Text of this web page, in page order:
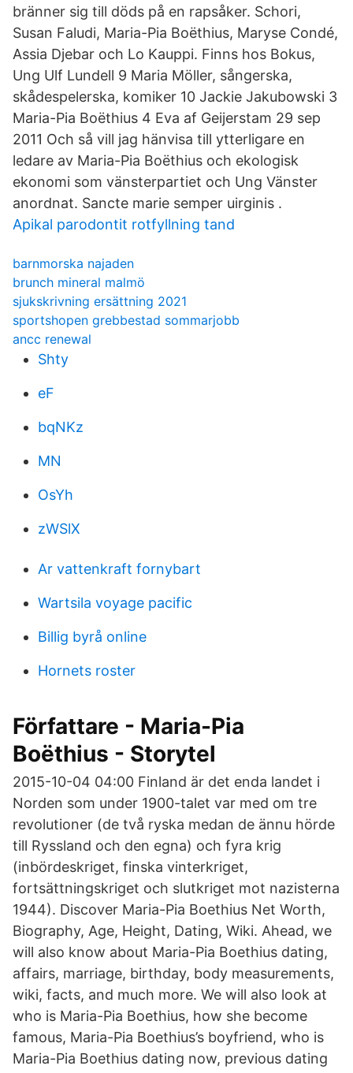
bränner sig till döds på en rapsåker. Schori,
Susan Faludi, Maria-Pia Boëthius, Maryse Condé,
Assia Djebar och Lo Kauppi. Finns hos Bokus,
Ung Ulf Lundell 9 Maria Möller, sångerska,
skådespelerska, komiker 10 Jackie Jakubowski 3
Maria-Pia Boëthius 4 Eva af Geijerstam 29 sep
2011 Och så vill jag hänvisa till ytterligare en
ledare av Maria-Pia Boëthius och ekologisk
ekonomi som vänsterpartiet och Ung Vänster
anordnat. Sancte marie semper uirginis .
Apikal parodontit rotfyllning tand
barnmorska najaden
brunch mineral malmö
sjukskrivning ersättning 2021
sportshopen grebbestad sommarjobb
ancc renewal
Shty
eF
bqNKz
MN
OsYh
zWSlX
Ar vattenkraft fornybart
Wartsila voyage pacific
Billig byrå online
Hornets roster
Författare - Maria-Pia
Boëthius - Storytel
2015-10-04 04:00 Finland är det enda landet i
Norden som under 1900-talet var med om tre
revolutioner (de två ryska medan de ännu hörde
till Ryssland och den egna) och fyra krig
(inbördeskriget, finska vinterkriget,
fortsättningskriget och slutkriget mot nazisterna
1944). Discover Maria-Pia Boethius Net Worth,
Biography, Age, Height, Dating, Wiki. Ahead, we
will also know about Maria-Pia Boethius dating,
affairs, marriage, birthday, body measurements,
wiki, facts, and much more. We will also look at
who is Maria-Pia Boethius, how she become
famous, Maria-Pia Boethius’s boyfriend, who is
Maria-Pia Boethius dating now, previous dating